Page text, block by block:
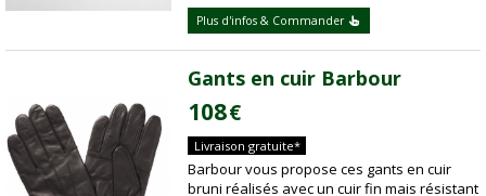
Plus d'infos & Commander
Gants en cuir Barbour
108€
Livraison gratuite*
Barbour vous propose ces gants en cuir
bruni réalisés avec un cuir fin mais résistant